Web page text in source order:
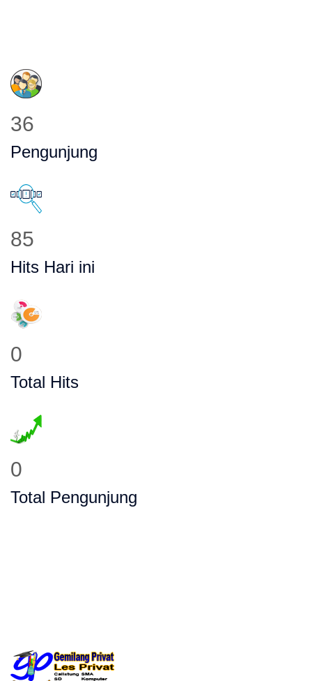
47
Pengunjung
112
Hits Hari ini
0
Total Hits
0
Total Pengunjung